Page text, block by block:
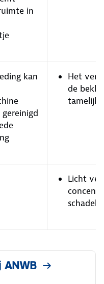
in
kan
Het
de
tamelijk
Licht